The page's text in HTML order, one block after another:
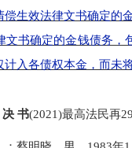
生效法律文书确定
书确定的金钱债务
入各债权本金，而
决 书(2021)最高法民再